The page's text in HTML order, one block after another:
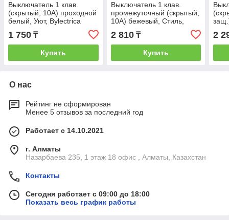
Выключатель 1 клав.
(скрытый, 10А) проходной
белый, Уют, Bylectrica
1 750 ₸
Купить
Выключатель 1 клав.
промежуточный (скрытый,
10А) бежевый, Стиль,
Bylectrica
2 810₸
Купить
2
О нас
Рейтинг не сформирован
Менее 5 отзывов за последний год
Работает с 14.10.2021
г. Алматы
Назарбаева 235, 1 этаж 18 офис , Алматы, Казахстан
Контакты
Сегодня работает с 09:00 до 18:00
Показать весь график работы